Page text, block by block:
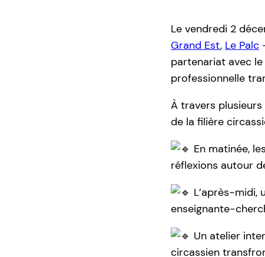
Le vendredi 2
Grand Est, Le Palc
partenariat avec le
professionnelle
À travers
de la filière
En matinée,
réflexions autour
L’après-
enseignante-
Un atelier
circassien